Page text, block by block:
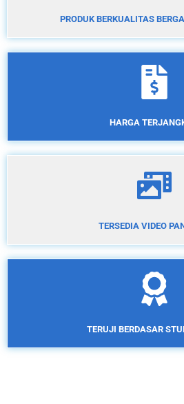
PRODUK BERKUALITAS
HARGA
TERSEDIA VIDEO
TERUJI BERDASAR